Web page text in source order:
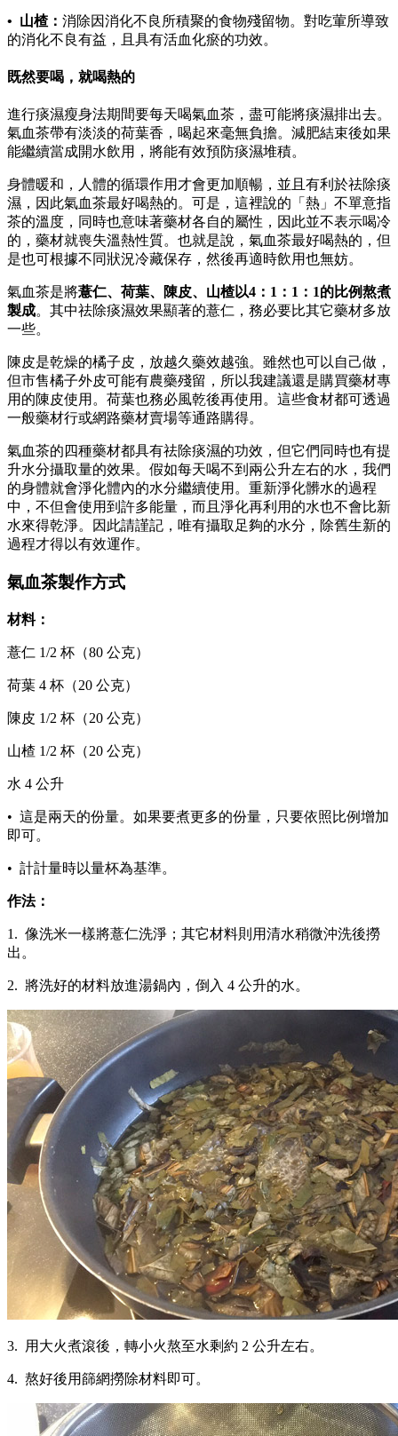
• 山楂： 消除因消化不良所積聚的食物殘留物。對吃葷所導致
的消化不良有益，且具有活血化瘀的功效。
既然要喝，就喝熱的
進行痰濕瘦身法期間要每天喝氣血茶，盡可能將痰濕排出去。
氣血茶帶有淡淡的荷葉香，喝起來毫無負擔。減肥結束後如果
能繼續當成開水飲用，將能有效預防痰濕堆積。
身體暖和，人體的循環作用才會更加順暢，並且有利於祛除痰
濕，因此氣血茶最好喝熱的。可是，這裡說的「熱」不單意指
茶的溫度，同時也意味著藥材各自的屬性，因此並不表示喝冷
的，藥材就喪失溫熱性質。也就是說，氣血茶最好喝熱的，但
是也可根據不同狀況冷藏保存，然後再適時飲用也無妨。
氣血茶是將薏仁、荷葉、陳皮、山楂以4：1：1：1的比例熬煮
製成。其中祛除痰濕效果顯著的薏仁，務必要比其它藥材多放
一些。
陳皮是乾燥的橘子皮，放越久藥效越強。雖然也可以自己做，
但市售橘子外皮可能有農藥殘留，所以我建議還是購買藥材專
用的陳皮使用。荷葉也務必風乾後再使用。這些食材都可透過
一般藥材行或網路藥材賣場等通路購得。
氣血茶的四種藥材都具有祛除痰濕的功效，但它們同時也有提
升水分攝取量的效果。假如每天喝不到兩公升左右的水，我們
的身體就會淨化體內的水分繼續使用。重新淨化髒水的過程
中，不但會使用到許多能量，而且淨化再利用的水也不會比新
水來得乾淨。因此請謹記，唯有攝取足夠的水分，除舊生新的
過程才得以有效運作。
氣血茶製作方式
材料：
薏仁 1/2 杯（80 公克）
荷葉 4 杯（20 公克）
陳皮 1/2 杯（20 公克）
山楂 1/2 杯（20 公克）
水 4 公升
• 這是兩天的份量。如果要煮更多的份量，只要依照比例增加
即可。
• 計計量時以量杯為基準。
作法：
1. 像洗米一樣將薏仁洗淨；其它材料則用清水稍微沖洗後撈
出。
2. 將洗好的材料放進湯鍋內，倒入 4 公升的水。
3. 用大火煮滾後，轉小火熬至水剩約 2 公升左右。
4. 熬好後用篩網撈除材料即可。